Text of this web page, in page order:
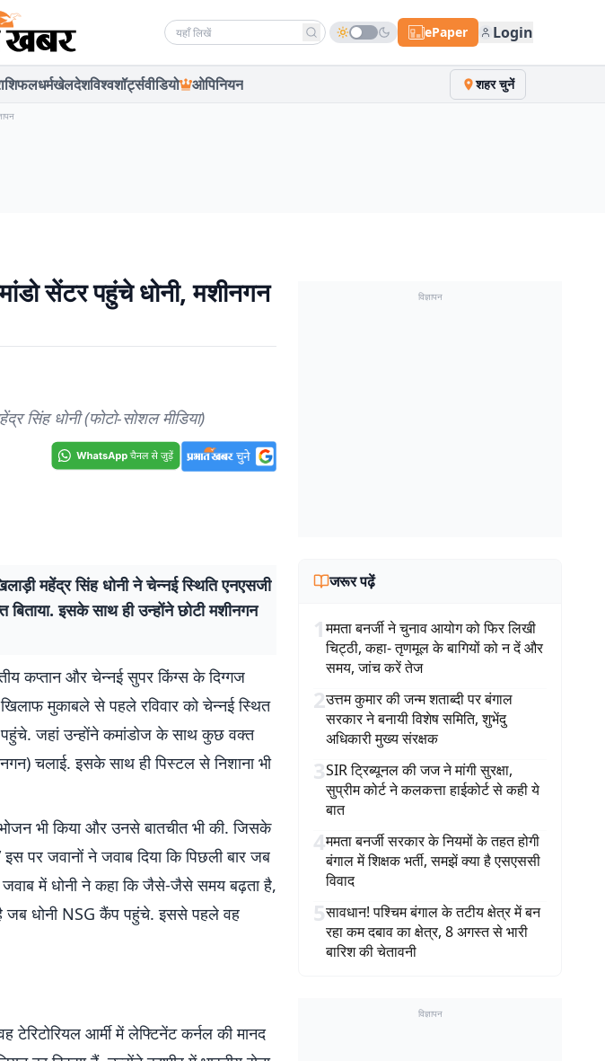
Search news ePaper Login
धर्मखेलदेशविश्वशॉर्ट्सवीडियो ओपिनियन शहर चुनें
सेंटर पहुंचे धोनी, मशीनगन
सिंह धोनी (फोटो-सोशल मीडिया)
महेंद्र सिंह धोनी ने चेन्नई स्थिति एनएसजी
इसके साथ ही उन्होंने छोटी मशीनगन
कप्तान और चेन्नई सुपर किंग्स के दिग्गज
खिलाफ मुकाबले से पहले रविवार को चेन्नई स्थित
जहां उन्होंने कमांडोज के साथ कुछ वक्त
चलाई. इसके साथ ही पिस्टल से निशाना भी
भी किया और उनसे बातचीत भी की. जिसके
पर जवानों ने जवाब दिया कि पिछली बार जब
में धोनी ने कहा कि जैसे-जैसे समय बढ़ता है,
है जब धोनी NSG कैंप पहुंचे. इससे पहले वह
आर्मी में लेफ्टिनेंट कर्नल की मानद
विज्ञापन
जरूर पढ़ें
1ममता बनर्जी ने चुनाव आयोग को फिर लिखी
चिट्ठी, कहा- तृणमूल के बागियों को न दें और
समय, जांच करें तेज
2उत्तम कुमार की जन्म शताब्दी पर बंगाल
सरकार ने बनायी विशेष समिति, शुभेंदु
अधिकारी मुख्य संरक्षक
3SIR ट्रिब्यूनल की जज ने मांगी सुरक्षा,
सुप्रीम कोर्ट ने कलकत्ता हाईकोर्ट से कही ये
बात
4ममता बनर्जी सरकार के नियमों के तहत होगी
बंगाल में शिक्षक भर्ती, समझें क्या है एसएससी
विवाद
5सावधान! पश्चिम बंगाल के तटीय क्षेत्र में बन
रहा कम दबाव का क्षेत्र, 8 अगस्त से भारी
बारिश की चेतावनी
विज्ञापन